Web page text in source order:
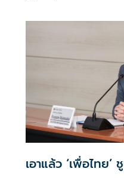
เอาแล้ว ‘เพื่อไทย’